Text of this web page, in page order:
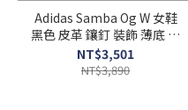
Adidas Samba Og W 女鞋
黑色 皮革 鑲釘 裝飾 薄底 德
訓鞋 休閒鞋 JR8869
NT$3,501
NT$3,890